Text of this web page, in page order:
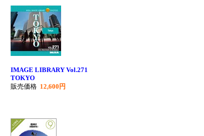
IMAGE LIBRARY Vol.271
TOKYO
販売価格 12,600円